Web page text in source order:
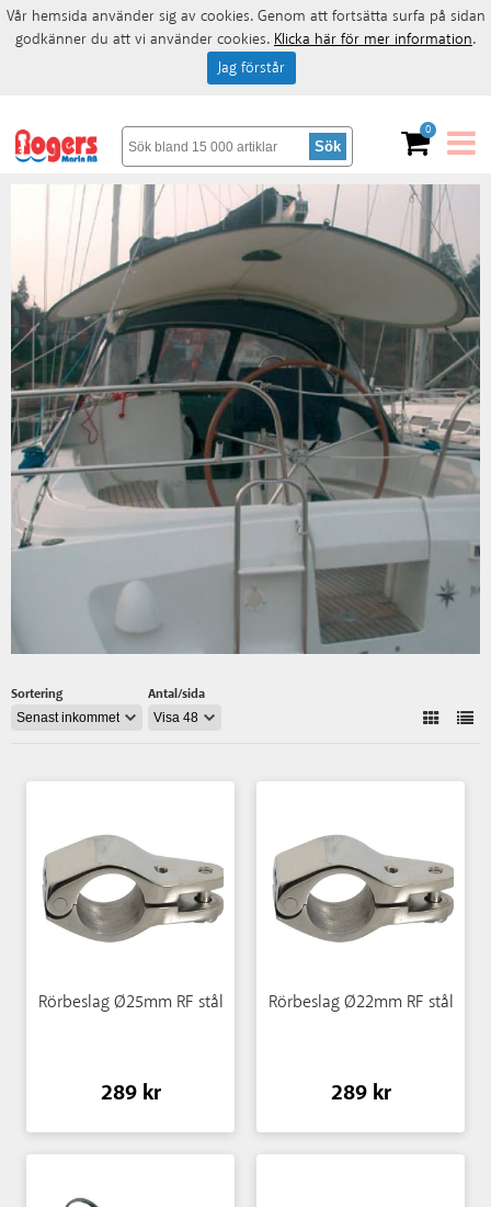
0
Sortering Antal/sida
Rörbeslag Ø25mm RF stål
289 kr
Rörbeslag Ø22mm RF stål
289 kr
Vår hemsida använder sig av cookies. Genom att fortsätta surfa på sidan
godkänner du att vi använder cookies. Klicka här för mer information.
Jag förstår